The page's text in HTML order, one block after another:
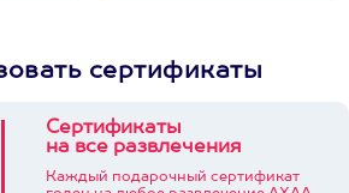
сертификаты
Сертификаты
на все развлечения
Каждый подарочный сертификат